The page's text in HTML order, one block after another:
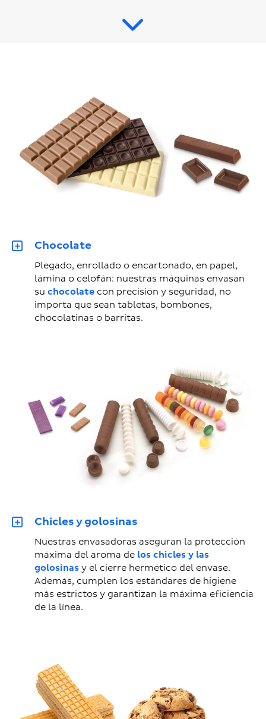
Chocolate
Plegado, enrollado o encartonado, en papel,
lámina o celofán: nuestras máquinas envasan
su chocolatecon precisión y seguridad, no
importa que sean tabletas, bombones,
chocolatinas o barritas.
Chicles y golosinas
Nuestras envasadoras aseguran la protección
máxima del aroma de los chicles y las
golosinasy el cierre hermético del envase.
Además, cumplen los estándares de higiene
más estrictos y garantizan la máxima eficiencia
de la línea.